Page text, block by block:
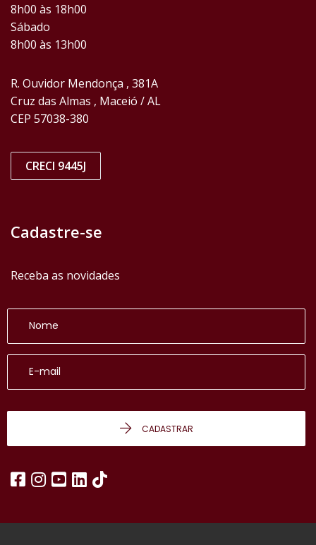
8h00 às 18h00
Sábado
8h00 às 13h00
R. Ouvidor Mendonça , 381A
Cruz das Almas , Maceió / AL
CEP 57038-380
CRECI 9445J
Cadastre-se
Receba as novidades
CADASTRAR